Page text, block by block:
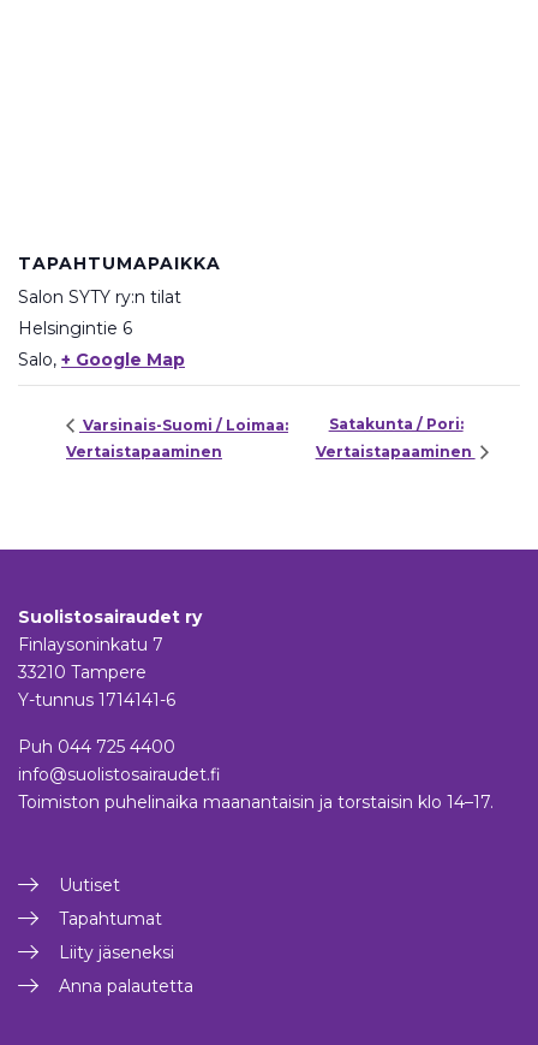
TAPAHTUMAPAIKKA
Salon SYTY ry:n tilat
Helsingintie 6
Salo, + Google Map
Varsinais-Suomi / Loimaa:
Vertaistapaaminen
Satakunta / Pori:
Vertaistapaaminen
Suolistosairaudet ry
Finlaysoninkatu 7
33210 Tampere
Y-tunnus 1714141-6
Puh 044 725 4400
info@suolistosairaudet.fi
Toimiston puhelinaika maanantaisin ja torstaisin klo 14–17.
Uutiset
Tapahtumat
Liity jäseneksi
Anna palautetta